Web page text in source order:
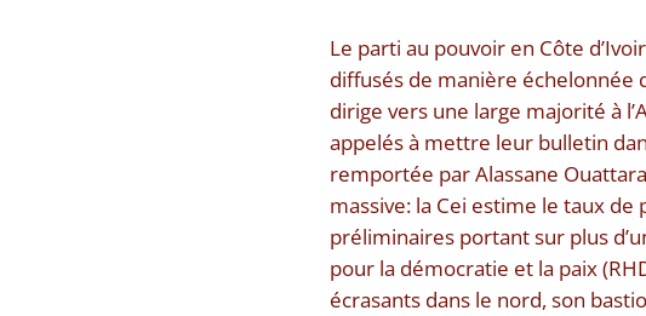
Le parti au pouvoir en Côte
diffusés de manière échelonnée
dirige vers une large majorité à
appelés à mettre leur bulletin
remportée par Alassane
massive: la Cei estime le taux
préliminaires portant sur plus
pour la démocratie et la paix
écrasants dans le nord, son